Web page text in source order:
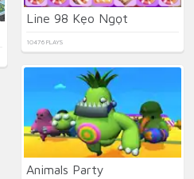
Line 98 Kẹo Ngọt
10476 PLAYS
Animals Party